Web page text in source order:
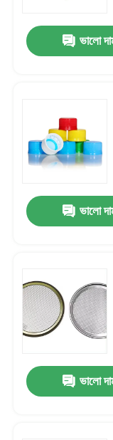
কাচের বোতল
জার বোতল ক্যাপ
গৃহস্থালি গ্লাসওয়্যার
ভালো
ভালো
ভালো